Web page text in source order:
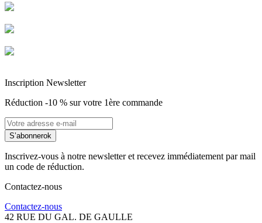
Inscription Newsletter
Réduction -10 % sur votre 1ère commande
S’abonnerok
Inscrivez-vous à notre newsletter et recevez immédiatement par mail
un code de réduction.
Contactez-nous
Contactez-nous
42 RUE DU GAL. DE GAULLE